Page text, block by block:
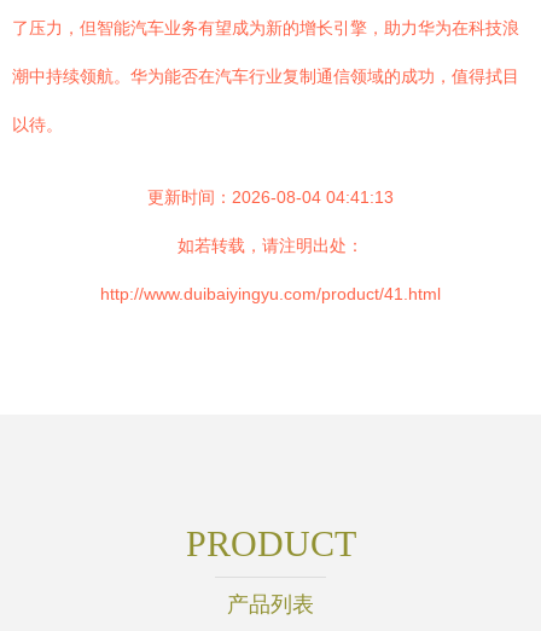
了压力，但智能汽车业务有望成为新的增长引擎，助力华为在科技浪
潮中持续领航。华为能否在汽车行业复制通信领域的成功，值得拭目
以待。
更新时间：2026-08-04 04:41:13
如若转载，请注明出处：
http://www.duibaiyingyu.com/product/41.html
PRODUCT
产品列表